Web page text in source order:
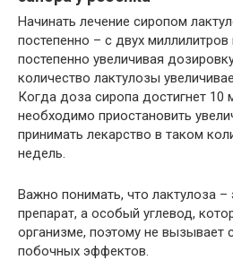
Начинать лечение сиропом
постепенно – с двух миллилитров
постепенно увеличивая
количество лактулозы
Когда доза сиропа достигнет 10
необходимо приостановить
принимать лекарство в таком
недель.
Важно понимать, что лактулоза –
препарат, а особый углевод,
организме, поэтому не вызывает
побочных эффектов.